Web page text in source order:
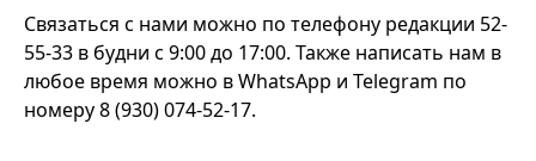
Связаться с нами можно по телефону редакции 52-
55-33 в будни с 9:00 до 17:00. Также написать нам в
любое время можно в WhatsApp и Telegram по
номеру 8 (930) 074-52-17.